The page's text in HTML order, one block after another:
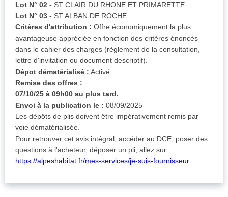
Lot N° 02 - ST CLAIR DU RHONE ET PRIMARETTE
Lot N° 03 - ST ALBAN DE ROCHE
Critères d'attribution : Offre économiquement la plus
avantageuse appréciée en fonction des critères énoncés
dans le cahier des charges (règlement de la consultation,
lettre d'invitation ou document descriptif).
Dépot dématérialisé : Activé
Remise des offres :
07/10/25 à 09h00 au plus tard.
Envoi à la publication le : 08/09/2025
Les dépôts de plis doivent être impérativement remis par
voie dématérialisée.
Pour retrouver cet avis intégral, accéder au DCE, poser des
questions à l'acheteur, déposer un pli, allez sur
https://alpeshabitat.fr/mes-services/je-suis-fournisseur